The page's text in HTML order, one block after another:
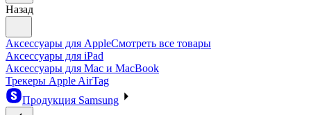
Назад
Аксессуары для AppleСмотреть все товары
Аксессуары для iPad
Аксессуары для Mac и MacBook
Трекеры Apple AirTag
Продукция Samsung